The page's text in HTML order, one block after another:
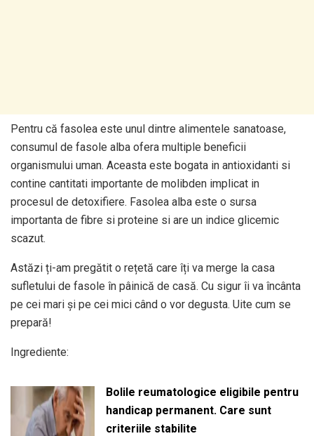
Pentru că fasolea este unul dintre alimentele sanatoase,
consumul de fasole alba ofera multiple beneficii
organismului uman. Aceasta este bogata in antioxidanti si
contine cantitati importante de molibden implicat in
procesul de detoxifiere. Fasolea alba este o sursa
importanta de fibre si proteine si are un indice glicemic
scazut.
Astăzi ți-am pregătit o rețetă care îți va merge la casa
sufletului de fasole în pâinică de casă. Cu sigur îi va încânta
pe cei mari și pe cei mici când o vor degusta. Uite cum se
prepară!
Ingrediente:
Bolile reumatologice eligibile pentru
handicap permanent. Care sunt
criteriile stabilite